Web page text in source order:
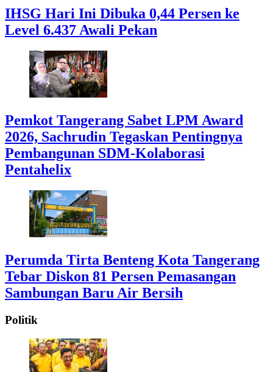
IHSG Hari Ini Dibuka 0,44 Persen ke
Level 6.437 Awali Pekan
Pemkot Tangerang Sabet LPM Award
2026, Sachrudin Tegaskan Pentingnya
Pembangunan SDM-Kolaborasi
Pentahelix
Perumda Tirta Benteng Kota Tangerang
Tebar Diskon 81 Persen Pemasangan
Sambungan Baru Air Bersih
Politik